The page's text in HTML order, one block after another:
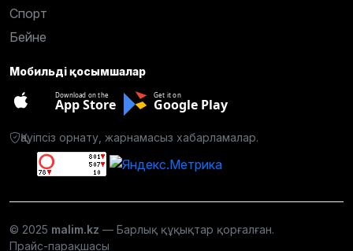
Спорт
Бейне
Мобильді қосымшалар
Download on the
App Store
Get it on
Google Play
Қауіпсіз орнату, жарнамасыз хабарламалар.
© 2025 malim.kz — Барлық құқықтар қорғалған.
Прайс-парақшасы